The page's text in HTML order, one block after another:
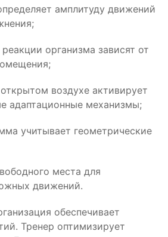
амплитуду движений
организма зависят от
воздухе активирует
адаптационные механизмы;
учитывает геометрические
места для
движений.
обеспечивает
Тренер оптимизирует